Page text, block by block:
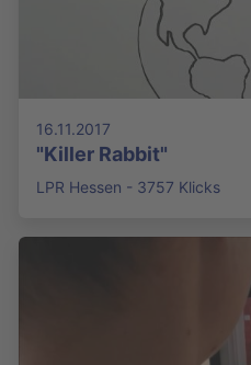
16.11.2017
"Killer Rabbit"
LPR Hessen - 3757 Klicks